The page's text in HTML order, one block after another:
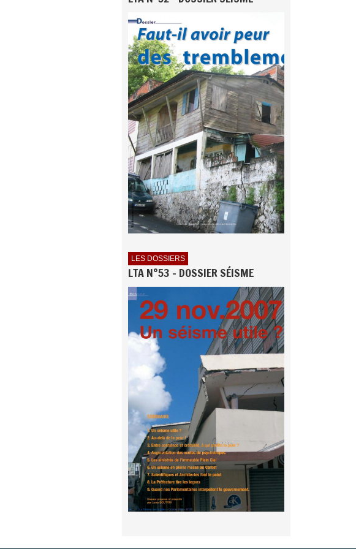
LES DOSSIERS
LTA N°53 - DOSSIER SÉISME